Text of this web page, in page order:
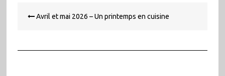
de Avril et mai 2026 – Un printemps en cuisine